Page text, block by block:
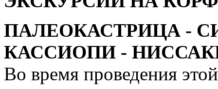
ПАЛЕОКАСТРИЦА -
КАССИОПИ -
Во время проведения